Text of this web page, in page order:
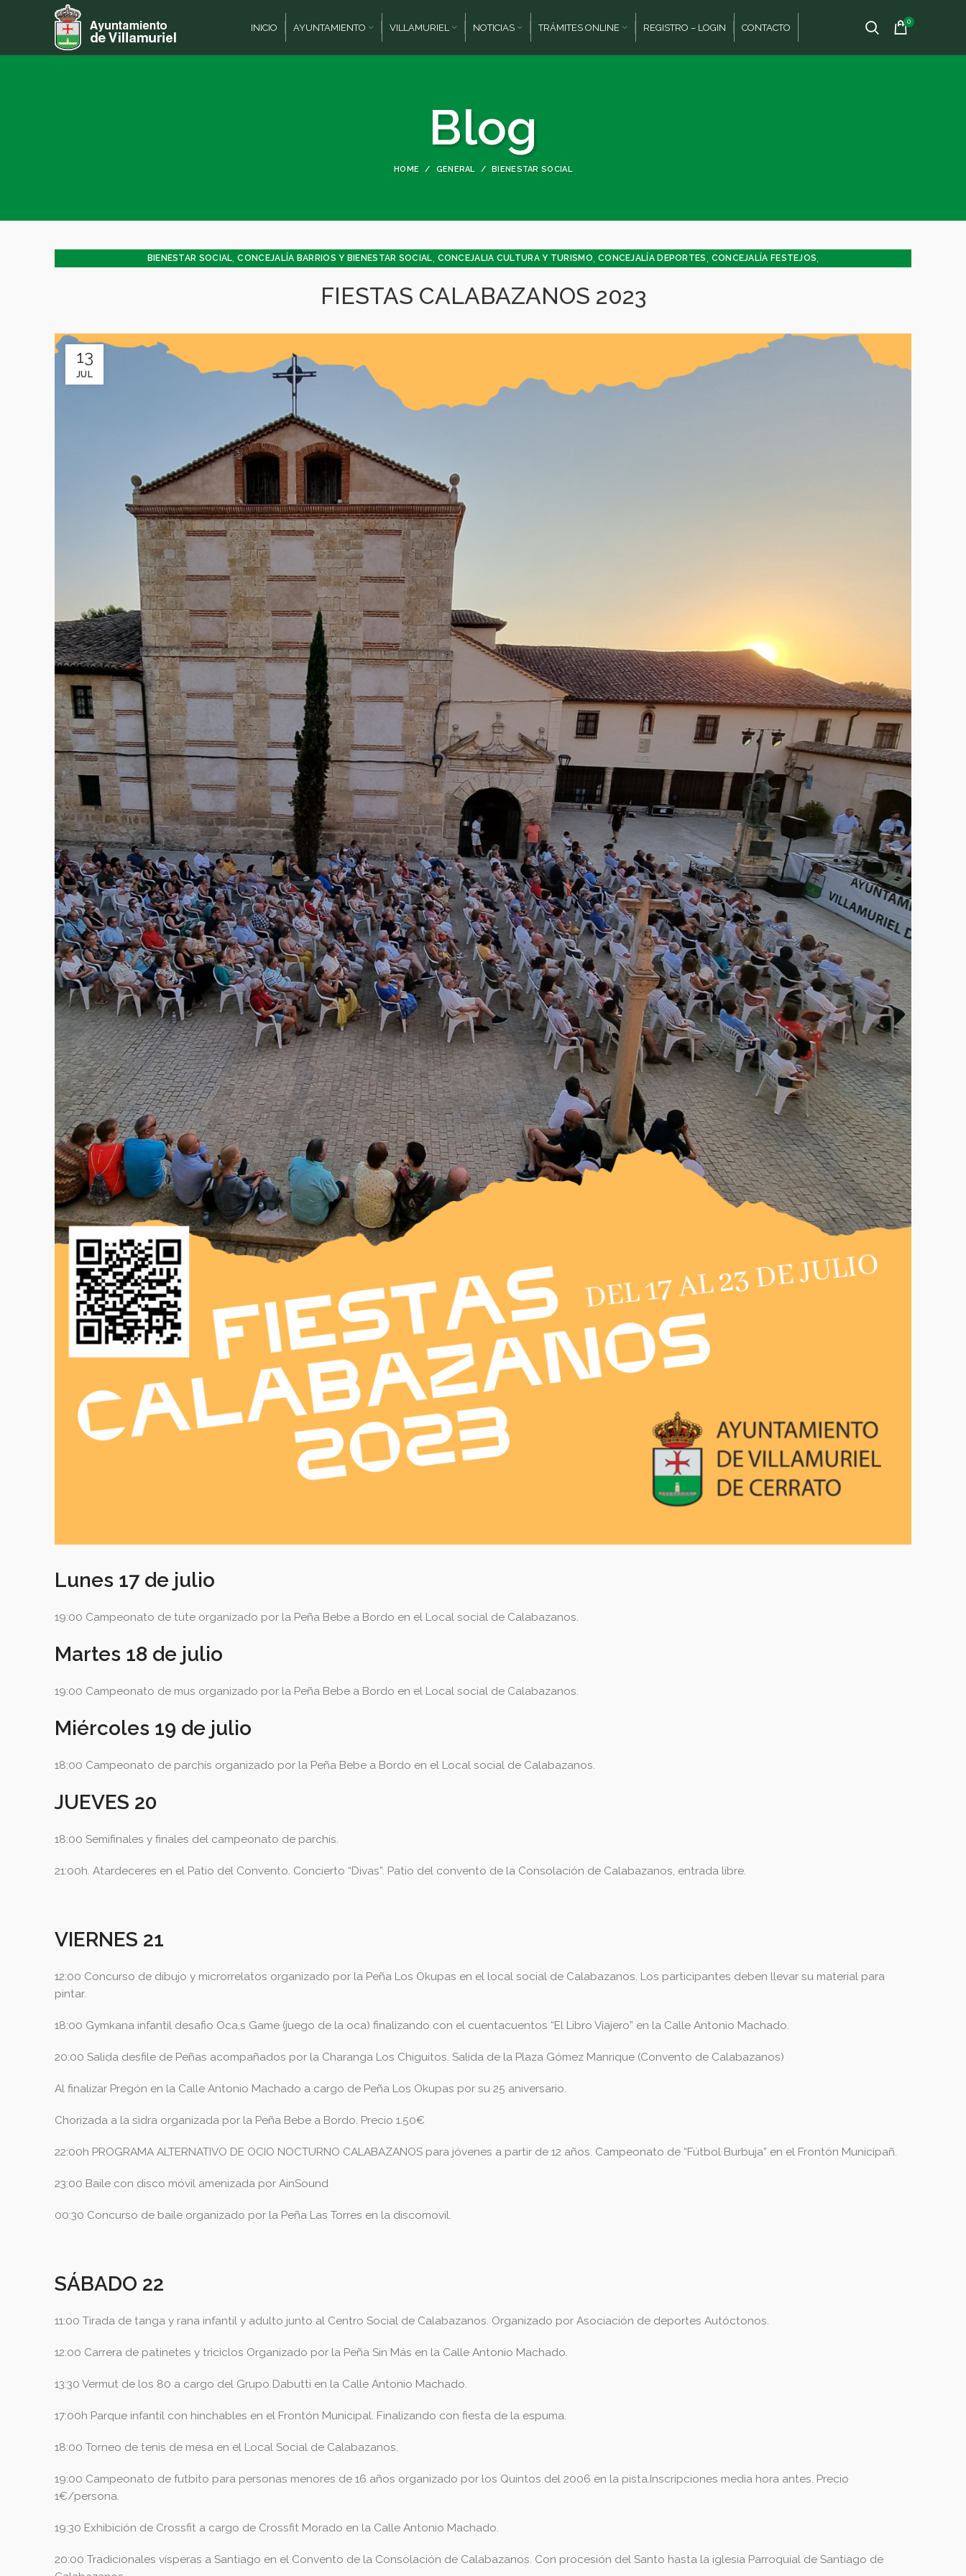
INICIO AYUNTAMIENTO VILLAMURIEL NOTICIAS TRÁMITES ONLINE REGISTRO – LOGIN CONTACTO
0
Blog
HOME GENERAL BIENESTAR SOCIAL
BIENESTAR SOCIAL ,CONCEJALÍA BARRIOS Y BIENESTAR SOCIAL CONCEJALIA CULTURA Y TURISMO CONCEJALÍA DEPORTES CONCEJALÍA FESTEJOS
FIESTAS CALABAZANOS 2023
13
JUL
Lunes 17de julio
19:00 Campeonato de tute organizado por la Peña Bebe a Bordo en el Local social de Calabazanos.
Martes 18 de julio
19:00 Campeonato de mus organizado por la Peña Bebe a Bordo en el Local social de Calabazanos.
Miércoles 19 de julio
18:00 Campeonato de parchís organizado por la Peña Bebe a Bordo en el Local social de Calabazanos.
JUEVES 20
18:00 Semifinales y finales del campeonato de parchís.
21:00h. Atardeceres en el Patio del Convento. Concierto “Divas”. Patio del convento de la Consolación de Calabazanos, entrada libre.
VIERNES 21
12:00 Concurso de dibujo y microrrelatos organizado por la Peña Los Okupas en el local social de Calabazanos. Los participantes deben llevar su material para
pintar.
18:00 Gymkana infantil desafio Oca,s Game (juego de la oca) finalizando con el cuentacuentos “El Libro Viajero” en la Calle Antonio Machado.
20:00 Salida desfile de Peñas acompañados por la Charanga Los Chiguitos. Salida de la Plaza Gómez Manrique (Convento de Calabazanos)
Al finalizar Pregón en la Calle Antonio Machado a cargo de Peña Los Okupas por su 25 aniversario.
Chorizada a la sidra organizada por la Peña Bebe a Bordo. Precio 1.50€
22:00h PROGRAMA ALTERNATIVO DE OCIO NOCTURNO CALABAZANOS para jóvenes a partir de 12 años. Campeonato de “Fútbol Burbuja” en el Frontón Municipañ.
23:00 Baile con disco móvil amenizada por AinSound
00:30 Concurso de baile organizado por la Peña Las Torres en la discomovil.
SÁBADO 22
11:00 Tirada de tanga y rana infantil y adulto junto al Centro Social de Calabazanos. Organizado por Asociación de deportes Autóctonos.
12:00 Carrera de patinetes y triciclos Organizado por la Peña Sin Más en la Calle Antonio Machado.
13:30 Vermut de los 80 a cargo del Grupo Dabutti en la Calle Antonio Machado.
17:00h Parque infantil con hinchables en el Frontón Municipal. Finalizando con fiesta de la espuma.
18:00 Torneo de tenis de mesa en el Local Social de Calabazanos.
19:00 Campeonato de futbito para personas menores de 16 años organizado por los Quintos del 2006 en la pista.Inscripciones media hora antes. Precio
1€/persona.
19:30 Exhibición de Crossfit a cargo de Crossfit Morado en la Calle Antonio Machado.
20:00 Tradicionales vísperas a Santiago en el Convento de la Consolación de Calabazanos. Con procesión del Santo hasta la iglesia Parroquial de Santiago de